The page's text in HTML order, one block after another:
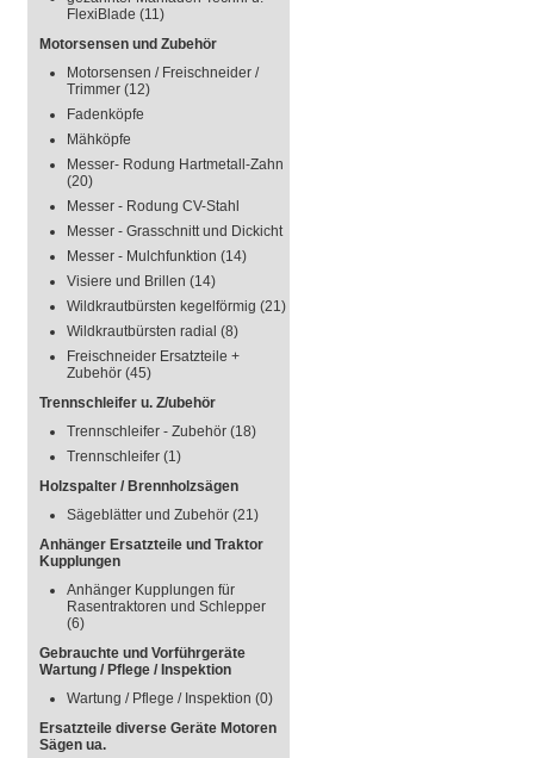
FlexiBlade (11)
Motorsensen und Zubehör
Motorsensen / Freischneider /
Trimmer (12)
Fadenköpfe
Mähköpfe
Messer- Rodung Hartmetall-Zahn
(20)
Messer - Rodung CV-Stahl
Messer - Grasschnitt und Dickicht
Messer - Mulchfunktion (14)
Visiere und Brillen (14)
Wildkrautbürsten kegelförmig (21)
Wildkrautbürsten radial (8)
Freischneider Ersatzteile +
Zubehör (45)
Trennschleifer u. Z/ubehör
Trennschleifer - Zubehör (18)
Trennschleifer (1)
Holzspalter / Brennholzsägen
Sägeblätter und Zubehör (21)
Anhänger Ersatzteile und Traktor
Kupplungen
Anhänger Kupplungen für
Rasentraktoren und Schlepper
(6)
Gebrauchte und Vorführgeräte
Wartung / Pflege / Inspektion
Wartung / Pflege / Inspektion (0)
Ersatzteile diverse Geräte Motoren
Sägen ua.